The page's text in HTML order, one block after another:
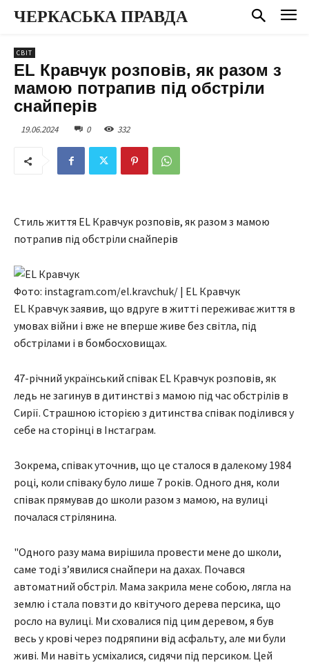
ЧЕРКАСЬКА ПРАВДА
СВІТ
EL Кравчук розповів, як разом з
мамою потрапив під обстріли
снайперів
19.06.2024 0 332
Стиль життя EL Кравчук розповів, як разом з мамою
потрапив під обстріли снайперів
Фото: instagram.com/el.kravchuk/ | EL Кравчук
EL Кравчук заявив, що вдруге в житті переживає життя в
умовах війни і вже не вперше живе без світла, під
обстрілами і в бомбосховищах.
47-річний український співак EL Кравчук розповів, як
ледь не загинув в дитинстві з мамою під час обстрілів в
Сирії. Страшною історією з дитинства співак поділився у
себе на сторінці в Інстаграм.
Зокрема, співак уточнив, що це сталося в далекому 1984
році, коли співаку було лише 7 років. Одного дня, коли
співак прямував до школи разом з мамою, на вулиці
почалася стрілянина.
"Одного разу мама вирішила провести мене до школи,
саме тоді з’явилися снайпери на дахах. Почався
автоматний обстріл. Мама закрила мене собою, лягла на
землю і стала повзти до квітучого дерева персика, що
росло на вулиці. Ми сховалися під цим деревом, я був
весь у крові через подряпини від асфальту, але ми були
живі. Ми навіть усміхалися, сидячи під персиком. Цей